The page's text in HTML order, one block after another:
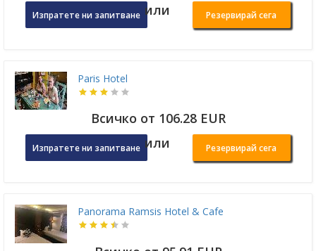
Изпратете ни запитване или Резервирай сега
Paris Hotel
Всичко от 106.28 EUR
Изпратете ни запитване или Резервирай сега
Panorama Ramsis Hotel & Cafe